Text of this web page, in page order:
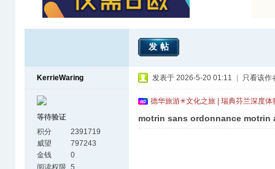
发帖
KerrieWaring
等待验证
积分
2391719
威望
797243
金钱
0
阅读权限 5
发表于 2026-5-20 01:11 只看该作
德华旅游✳文化之旅 | 瑞典芬兰深度
motrin sans ordonnance motrin